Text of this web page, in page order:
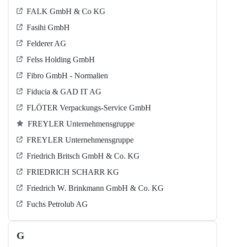
FALK GmbH & Co KG
Fasihi GmbH
Felderer AG
Felss Holding GmbH
Fibro GmbH - Normalien
Fiducia & GAD IT AG
FLÖTER Verpackungs-Service GmbH
FREYLER Unternehmensgruppe
FREYLER Unternehmensgruppe
Friedrich Britsch GmbH & Co. KG
FRIEDRICH SCHARR KG
Friedrich W. Brinkmann GmbH & Co. KG
Fuchs Petrolub AG
G